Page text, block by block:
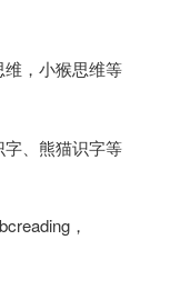
，小猴思维等
、熊猫识字等
，